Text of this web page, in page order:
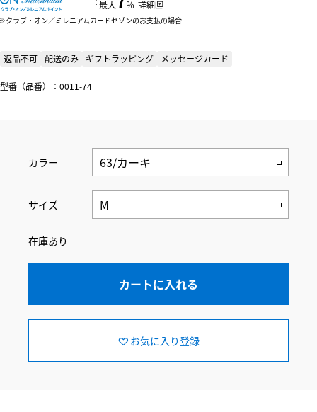
最大 ％ 詳細
クラブ・オン／ミレニアムカードセゾンのお支払の場合
返品不可 配送のみ ギフトラッピング メッセージカード
型番（品番）：0011-74
カラー
サイズ
在庫あり
カートに入れる
お気に入り登録